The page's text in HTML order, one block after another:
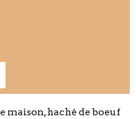
maison, haché de boeuf